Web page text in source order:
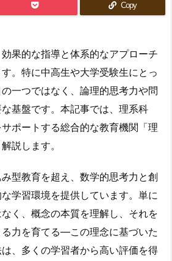
Copy
果的な指導と体系的なアプローチ
。特に中高生や大学受験生にとっ
一つではなく、論理的思考力や問
基盤です。本記事では、理系科
ポートする総合的な教育機関「理
説します。
型教育を超え、数学的思考力と創
学習環境を提供しています。単に
く、概念の本質を理解し、それを
力を育てる—この理念に基づいた
、多くの学習者から高い評価を得